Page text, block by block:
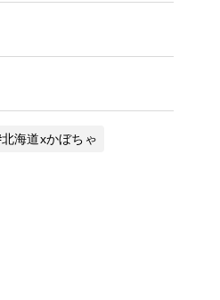
北海道xかぼちゃ